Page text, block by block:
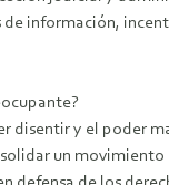
información,
disentir y el poder
un